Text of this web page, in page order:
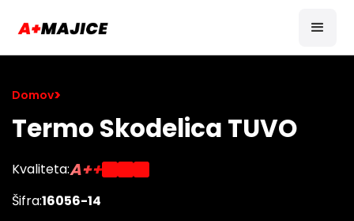
Domov>
Termo Skodelica TUVO
Kvaliteta:A++
Šifra:16056-14